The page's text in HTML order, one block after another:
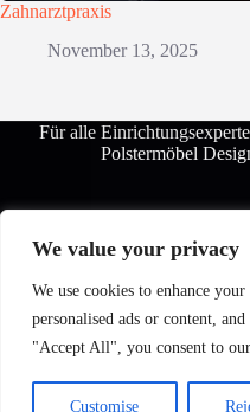
We value your privacy
We use cookies to enhance
personalised ads or content,
"Accept All", you consent to
Customise
Zahnarztpraxis
November 13, 2025
Für alle
Polstermöbel